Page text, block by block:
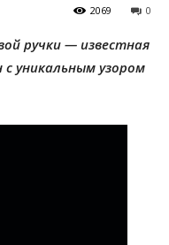
0
2069
ручки — известная
с уникальным узором